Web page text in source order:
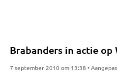
Brabanders in actie
7 september 2010 om 13:38 •